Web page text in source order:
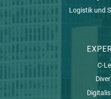
Logistik und
C-